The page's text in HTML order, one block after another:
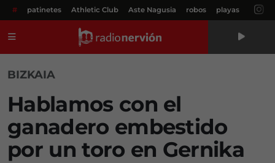
# patinetes Athletic Club Aste Nagusia robos playas
BIZKAIA
Hablamos con el
ganadero embestido
por un toro en Gernika